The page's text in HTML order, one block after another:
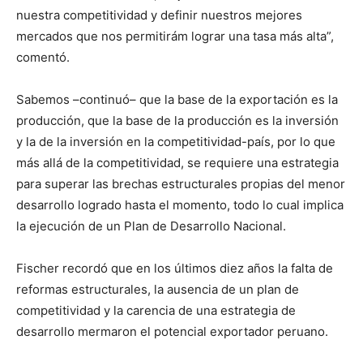
nuestra competitividad y definir nuestros mejores
mercados que nos permitirám lograr una tasa más alta”,
comentó.
Sabemos –continuó– que la base de la exportación es la
producción, que la base de la producción es la inversión
y la de la inversión en la competitividad-país, por lo que
más allá de la competitividad, se requiere una estrategia
para superar las brechas estructurales propias del menor
desarrollo logrado hasta el momento, todo lo cual implica
la ejecución de un Plan de Desarrollo Nacional.
Fischer recordó que en los últimos diez años la falta de
reformas estructurales, la ausencia de un plan de
competitividad y la carencia de una estrategia de
desarrollo mermaron el potencial exportador peruano.